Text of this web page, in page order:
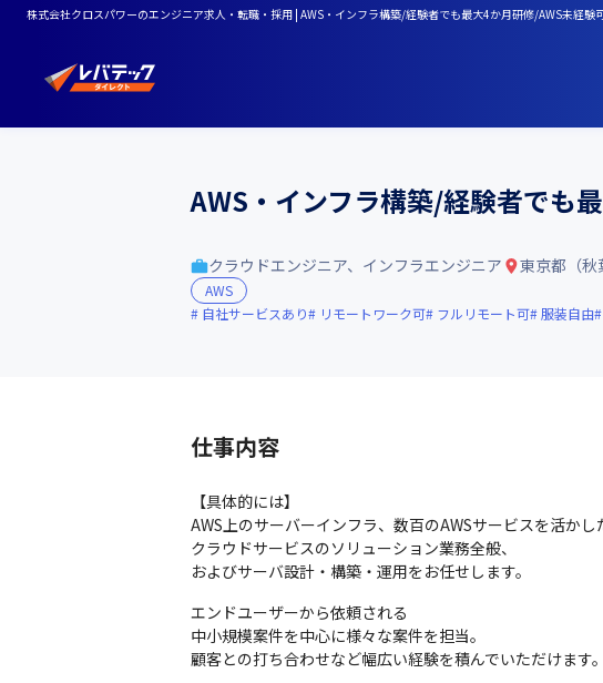
株式会社クロスパワーのエンジニア求人・転職・採用 | AWS・インフラ構築/経験者でも最大4か月研修/AWS未経験
AWS・インフラ構築/経験者でも
クラウドエンジニア、インフラエンジニア 東京都（秋
AWS
自社サービスあり
リモートワーク可 フルリモート可 服装自由
仕事内容
【具体的には】
AWS上のサーバーインフラ、数百のAWSサービスを活かし
クラウドサービスのソリューション業務全般、
およびサーバ設計・構築・運用をお任せします。
エンドユーザーから依頼される
中小規模案件を中心に様々な案件を担当。
顧客との打ち合わせなど幅広い経験を積んでいただけます。